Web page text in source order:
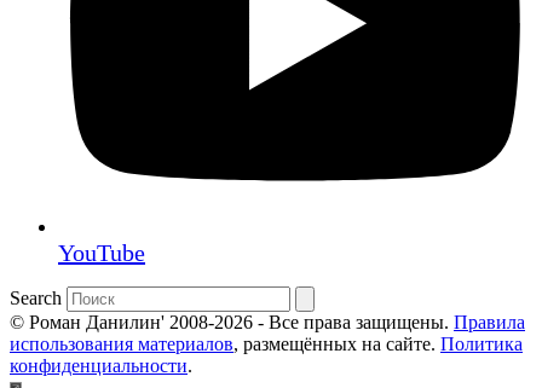
YouTube
Search
© Роман Данилин' 2008-2026 - Все права защищены. Правила
использования материалов, размещённых на сайте. Политика
конфиденциальности.